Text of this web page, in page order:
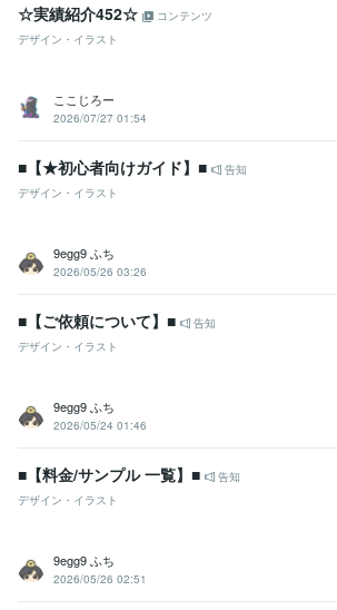
☆実績紹介452☆
コンテンツ
デザイン・イラスト
ここじろー
2026/07/27 01:54
■【★初心者向けガイド】■
告知
デザイン・イラスト
9egg9 ふち
2026/05/26 03:26
■【ご依頼について】■
告知
デザイン・イラスト
9egg9 ふち
2026/05/24 01:46
■【料金/サンプル 一覧】■
告知
デザイン・イラスト
9egg9 ふち
2026/05/26 02:51